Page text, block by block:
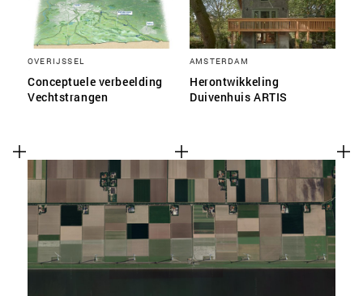
OVERIJSSEL
Conceptuele verbeelding
Vechtstrangen
AMSTERDAM
Herontwikkeling
Duivenhuis ARTIS